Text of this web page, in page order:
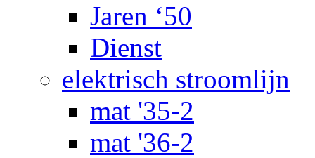
Jaren ‘50
Dienst
elektrisch stroomlijn
mat '35-2
mat '36-2